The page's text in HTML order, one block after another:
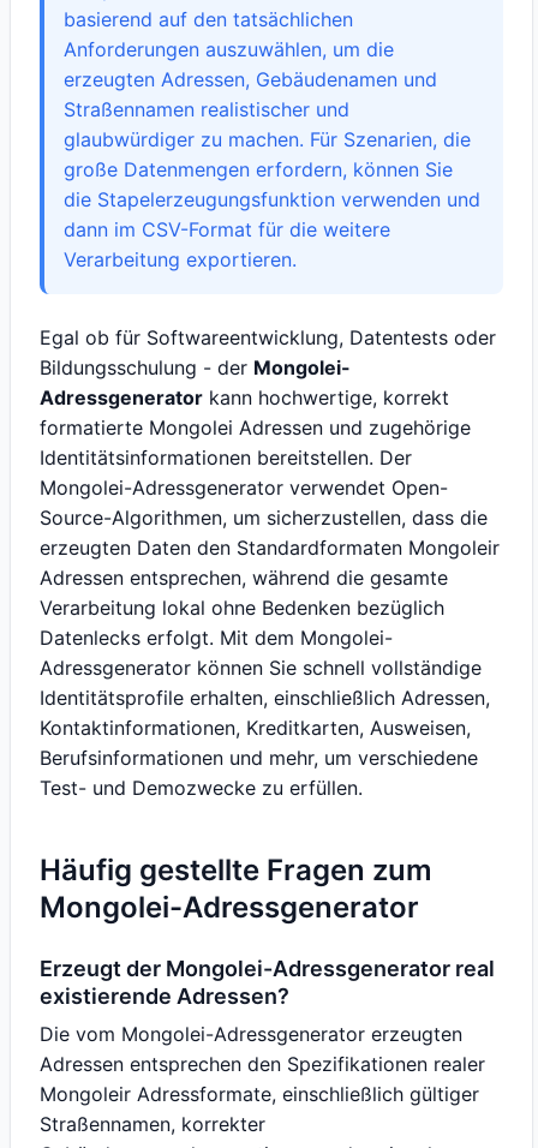
basierend auf den tatsächlichen
Anforderungen auszuwählen, um die
erzeugten Adressen, Gebäudenamen und
Straßennamen realistischer und
glaubwürdiger zu machen. Für Szenarien, die
große Datenmengen erfordern, können Sie
die Stapelerzeugungsfunktion verwenden und
dann im CSV-Format für die weitere
Verarbeitung exportieren.
Egal ob für Softwareentwicklung, Datentests oder
Bildungsschulung - der Mongolei-
Adressgenerator kann hochwertige, korrekt
formatierte Mongolei Adressen und zugehörige
Identitätsinformationen bereitstellen. Der
Mongolei-Adressgenerator verwendet Open-
Source-Algorithmen, um sicherzustellen, dass die
erzeugten Daten den Standardformaten Mongoleir
Adressen entsprechen, während die gesamte
Verarbeitung lokal ohne Bedenken bezüglich
Datenlecks erfolgt. Mit dem Mongolei-
Adressgenerator können Sie schnell vollständige
Identitätsprofile erhalten, einschließlich Adressen,
Kontaktinformationen, Kreditkarten, Ausweisen,
Berufsinformationen und mehr, um verschiedene
Test- und Demozwecke zu erfüllen.
Häufig gestellte Fragen zum
Mongolei-Adressgenerator
Erzeugt der Mongolei-Adressgenerator real
existierende Adressen?
Die vom Mongolei-Adressgenerator erzeugten
Adressen entsprechen den Spezifikationen realer
Mongoleir Adressformate, einschließlich gültiger
Straßennamen, korrekter